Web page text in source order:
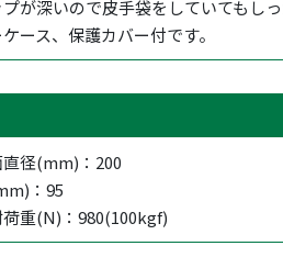
が深いので皮手袋をしていてもしっ
ース、保護カバー付です。
径(mm)：200
：95
重(N)：980(100kgf)